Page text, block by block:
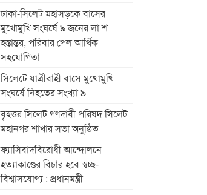
ঢাকা-সিলেট মহাসড়কে বাসের
মুখোমুখি সংঘর্ষে ৯ জনের লা শ
হস্তান্তর, পরিবার পেল আর্থিক
সহযোগিতা
সিলেটে যাত্রীবাহী বাসে মুখোমুখি
সংঘর্ষে নিহতের সংখ্যা ৯
বৃহত্তর সিলেট গণদাবী পরিষদ সিলেট
মহানগর শাখার সভা অনুষ্ঠিত
ফ্যাসিবাদবিরোধী আন্দোলনে
হত্যাকাণ্ডের বিচার হবে স্বচ্ছ-
বিশ্বাসযোগ্য : প্রধানমন্ত্রী